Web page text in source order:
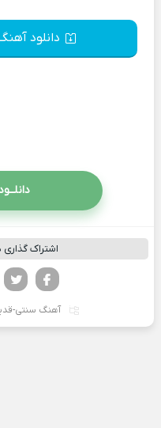
دانلود
اشتراک
آهنگ سنتی-